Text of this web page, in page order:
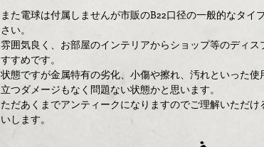
また電球は付属しませんが市販のB22口径の一般的なタイ
さい。
雰囲気良く、お部屋のインテリアからショップ等のディス
すすめです。
状態ですが金属特有の劣化、小傷や擦れ、汚れといった使
立つダメージもなく問題ない状態かと思います。
ただあくまでアンティークになりますのでご理解いただ
いします。